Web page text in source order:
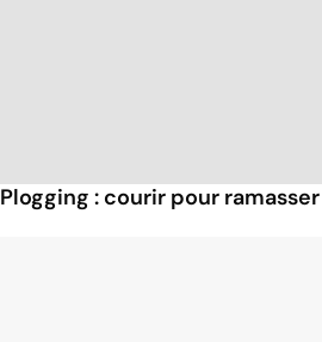
Plogging : courir pour